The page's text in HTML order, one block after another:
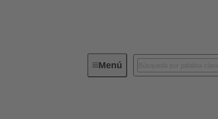
MenúSerie